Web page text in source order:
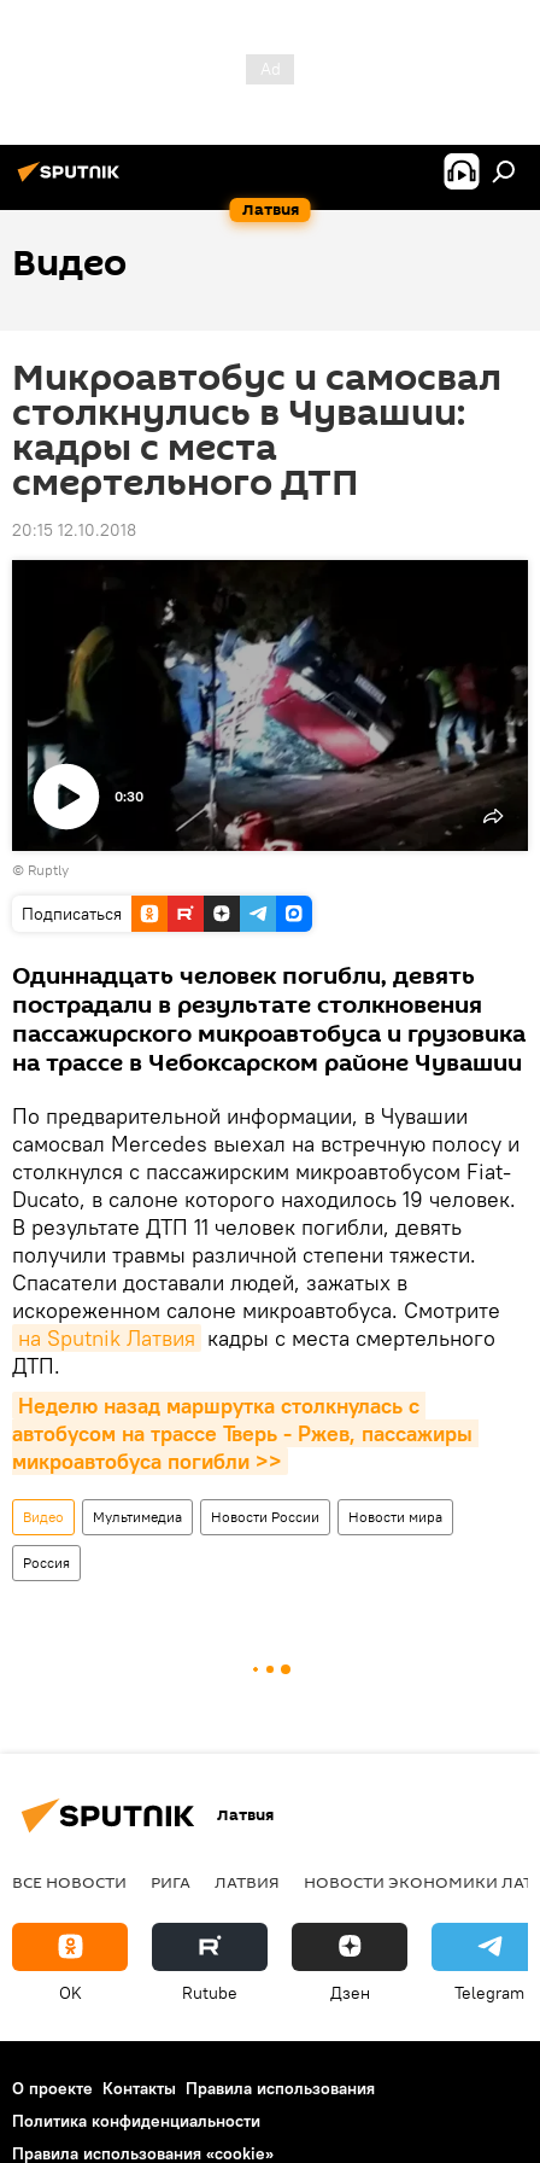
Латвия
Видео
Микроавтобус и самосвал
столкнулись в Чувашии:
кадры с места
смертельного ДТП
20:15 12.10.2018
Воспроизвести
видео
0:30
© Ruptly
Подписаться
Одиннадцать человек погибли, девять
пострадали в результате столкновения
пассажирского микроавтобуса и грузовика
на трассе в Чебоксарском районе Чувашии
По предварительной информации, в Чувашии
самосвал Mercedes выехал на встречную полосу и
столкнулся с пассажирским микроавтобусом Fiat-
Ducato, в салоне которого находилось 19 человек.
В результате ДТП 11 человек погибли, девять
получили травмы различной степени тяжести.
Спасатели доставали людей, зажатых в
искореженном салоне микроавтобуса. Смотрите
на Sputnik Латвия кадры с места смертельного
ДТП.
Неделю назад маршрутка столкнулась с
автобусом на трассе Тверь - Ржев, пассажиры
микроавтобуса погибли >>
Видео Мультимедиа Новости России Новости мира
Россия
Латвия
ВСЕ НОВОСТИ РИГА ЛАТВИЯ НОВОСТИ ЭКОНОМИКИ
OK Rutube Дзен Telegram
О проекте Контакты Правила использования
Политика конфиденциальности
Правила использования «cookie»